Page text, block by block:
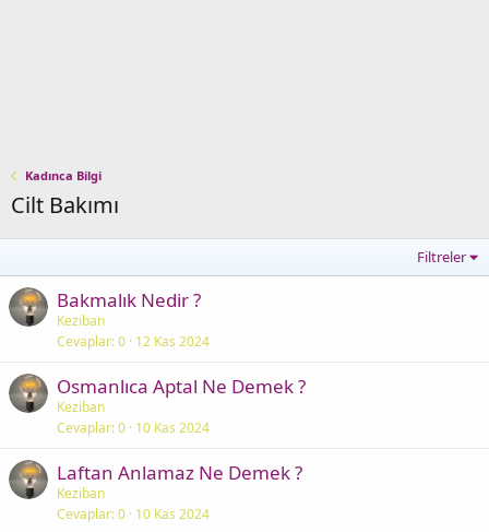
Kadınca Bilgi
Cilt Bakımı
Filtreler
Bakmalık Nedir ?
Keziban
Cevaplar 0 12 Kas 2024
Osmanlıca Aptal Ne Demek ?
Keziban
Cevaplar 0 10 Kas 2024
Laftan Anlamaz Ne Demek ?
Keziban
Cevaplar 0 10 Kas 2024